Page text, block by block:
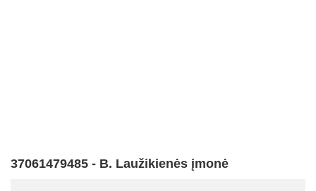
37061479485 - B. Laužikienės įmonė